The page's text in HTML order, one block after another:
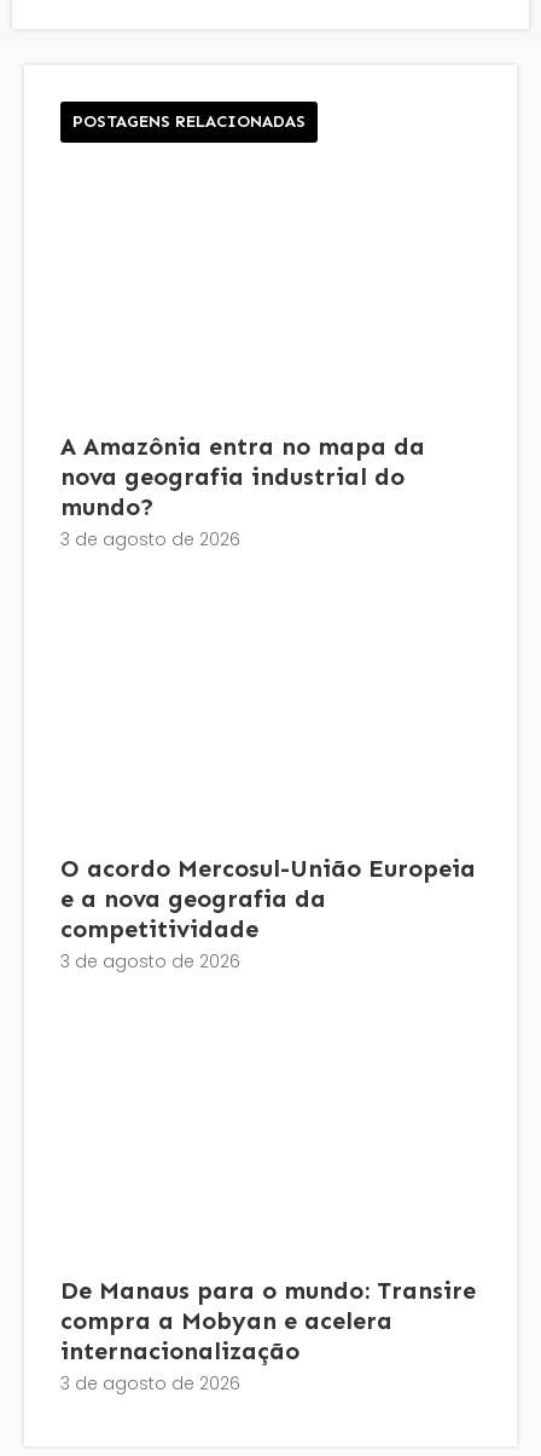
POSTAGENS RELACIONADAS
A Amazônia entra no mapa da
nova geografia industrial do
mundo?
3 de agosto de 2026
O acordo Mercosul-União Europeia
e a nova geografia da
competitividade
3 de agosto de 2026
De Manaus para o mundo: Transire
compra a Mobyan e acelera
internacionalização
3 de agosto de 2026